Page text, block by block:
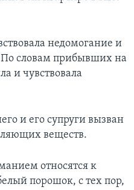
недомогание и
По словам прибывших на
и чувствовала
и его супруги вызван
веществ.
относятся к
порошок, с тех пор,